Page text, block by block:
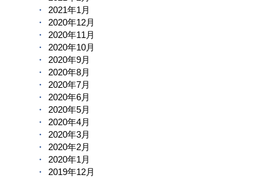
2021年1月
2020年12月
2020年11月
2020年10月
2020年9月
2020年8月
2020年7月
2020年6月
2020年5月
2020年4月
2020年3月
2020年2月
2020年1月
2019年12月